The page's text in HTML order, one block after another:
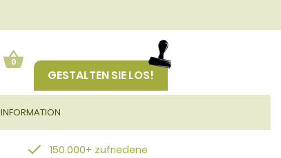
0
GESTALTEN SIE LOS!
INFORMATION
150.000+ zufriedene